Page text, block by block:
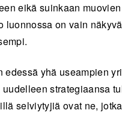
eikä suinkaan
luonnossa on vain
edessä yhä useampien
strategiaansa
selviytyjiä ovat ne,